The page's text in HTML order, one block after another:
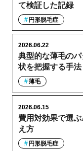
て検証した記録
円形脱毛症
典型的な薄毛の
状を把握する手法
2026.06.22
薄毛
費用対効果で選
え方
2026.06.15
円形脱毛症